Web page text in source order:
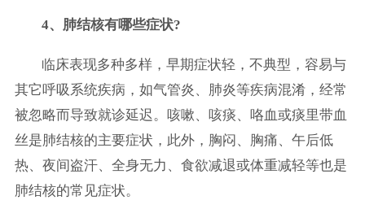
4、肺结核有哪些症状?
临床表现多种多样，早期症状轻，不典型，容易与
其它呼吸系统疾病，如气管炎、肺炎等疾病混淆，经常
被忽略而导致就诊延迟。咳嗽、咳痰、咯血或痰里带血
丝是肺结核的主要症状，此外，胸闷、胸痛、午后低
热、夜间盗汗、全身无力、食欲减退或体重减轻等也是
肺结核的常见症状。